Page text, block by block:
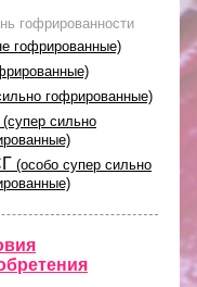
гофрированности
гофрированные)
гофрированные)
(супер сильно
(особо супер сильно